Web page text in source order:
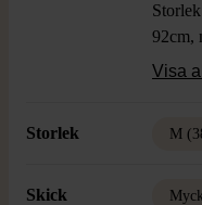
92cm,
Färg:
Visa
Storlek M
Skick